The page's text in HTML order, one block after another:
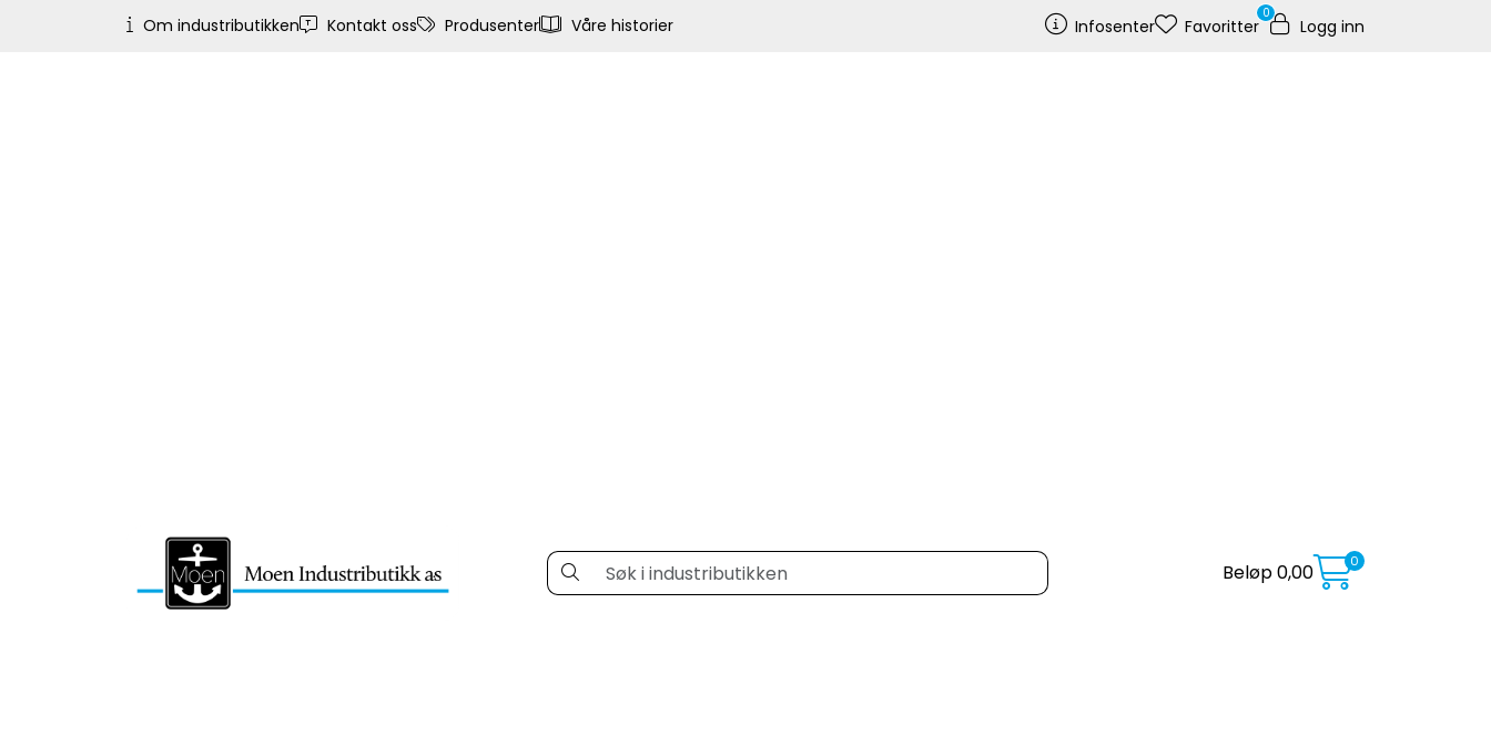
Skip to main content
Om industributikken Kontakt oss Produsenter Våre historier Infosenter
0
Favoritter Logg inn
Beløp0,00 0